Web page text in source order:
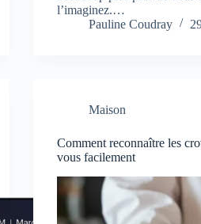
l’imaginez.…
Pauline Coudray
Maison
Comment reconnaître les
vous facilement